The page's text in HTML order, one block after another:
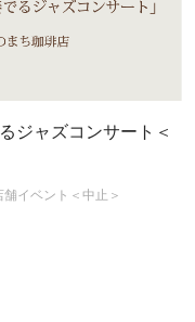
ジャズコンサート＜
舗イベント＜中止＞